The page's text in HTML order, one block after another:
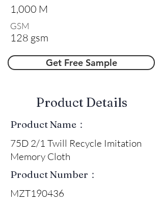
1,000 M
GSM
128 gsm
Get Free Sample
​Product Details
Product Name：
75D 2/1 Twill Recycle Imitation
Memory Cloth
Product Number：
MZT190436